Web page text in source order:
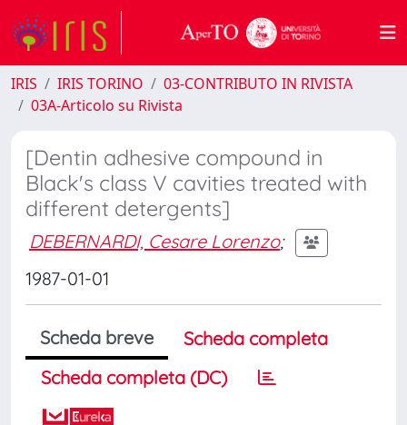
IRIS IRIS TORINO
03-CONTRIBUTO IN RIVISTA
03A-Articolo su Rivista
[Dentin adhesive compound in
Black's class V cavities treated with
different detergents]
DEBERNARDI, Cesare Lorenzo;
1987-01-01
Scheda breve
Scheda completa
Scheda completa (DC)